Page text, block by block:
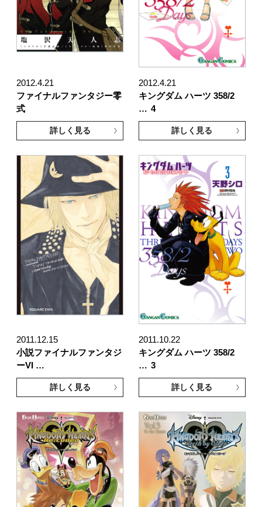
2012.4.21
ファイナルファンタジー零
式
詳しく見る
2012.4.21
キングダム ハーツ 358/2
… 4
詳しく見る
2011.12.15
小説ファイナルファンタジ
ーVI …
詳しく見る
2011.10.22
キングダム ハーツ 358/2
… 3
詳しく見る